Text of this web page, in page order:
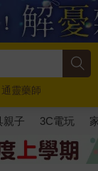
通靈藥師
親子 3C電玩